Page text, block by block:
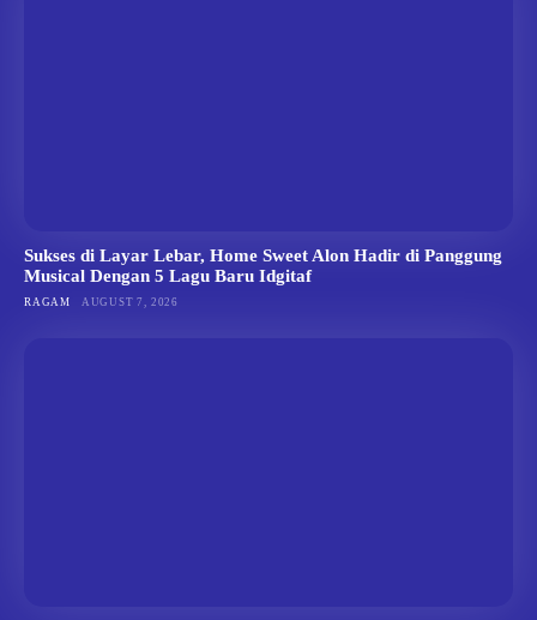
Sukses di Layar Lebar, Home Sweet Alon Hadir di Panggung
Musical Dengan 5 Lagu Baru Idgitaf
RAGAM AUGUST 7, 2026